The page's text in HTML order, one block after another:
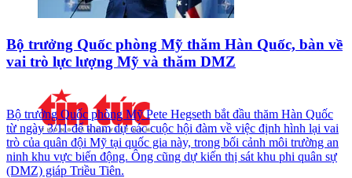
Bộ trưởng Quốc phòng Mỹ thăm Hàn Quốc, bàn về
vai trò lực lượng Mỹ và thăm DMZ
Bộ trưởng Quốc phòng Mỹ Pete Hegseth bắt đầu thăm Hàn Quốc
từ ngày 3/11 để tham dự các cuộc hội đàm về việc định hình lại vai
trò của quân đội Mỹ tại quốc gia này, trong bối cảnh môi trường an
ninh khu vực biến động. Ông cũng dự kiến thị sát khu phi quân sự
(DMZ) giáp Triều Tiên.